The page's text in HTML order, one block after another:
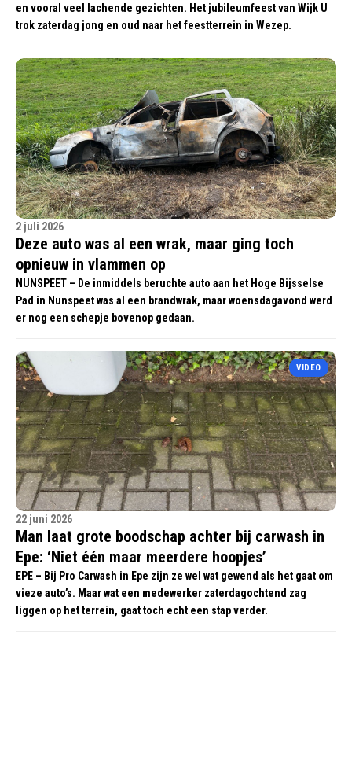
en vooral veel lachende gezichten. Het jubileumfeest van Wijk U
trok zaterdag jong en oud naar het feestterrein in Wezep.
2 juli 2026
Deze auto was al een wrak, maar ging toch
opnieuw in vlammen op
NUNSPEET – De inmiddels beruchte auto aan het Hoge Bijsselse
Pad in Nunspeet was al een brandwrak, maar woensdagavond werd
er nog een schepje bovenop gedaan.
VIDEO
22 juni 2026
Man laat grote boodschap achter bij carwash in
Epe: ‘Niet één maar meerdere hoopjes’
EPE – Bij Pro Carwash in Epe zijn ze wel wat gewend als het gaat om
vieze auto’s. Maar wat een medewerker zaterdagochtend zag
liggen op het terrein, gaat toch echt een stap verder.